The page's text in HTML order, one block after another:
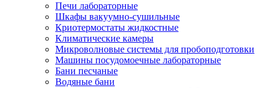
Печи лабораторные
Шкафы вакуумно-сушильные
Криотермостаты жидкостные
Климатические камеры
Микроволновые системы для пробоподготовки
Машины посудомоечные лабораторные
Бани песчаные
Водяные бани